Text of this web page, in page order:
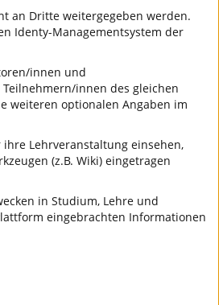
an Dritte weitergegeben werden.
Identy-Managementsystem der
innen und
innen des gleichen
weiteren optionalen Angaben im
Lehrveranstaltung einsehen,
(z.B. Wiki) eingetragen
in Studium, Lehre und
eingebrachten Informationen